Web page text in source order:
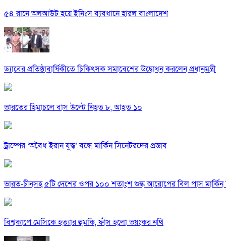
৫৪ রানে অলআউট হয়ে ইনিংস ব্যবধানে হারল বাংলাদেশ
ড্যাবের প্রতিষ্ঠাবার্ষিকীতে চিকিৎসক সমাবেশের উদ্বোধন করলেন প্রধানমন্ত্রী
ভারতের হিমাচলে বাস উল্টে নিহত ৮, আহত ১০
ট্রাম্পের ‘অবৈধ ইরান যুদ্ধ’ বন্ধে মার্কিন সিনেটরদের প্রস্তাব
ভারত-চীনসহ ৫টি দেশের ওপর ১০০ শতাংশ শুল্ক আরোপের বিল পাস মার্কিন
বিশ্বকাপে মেসিকে হত্যার হুমকি, ফাঁস হলো ভয়ংকর নথি